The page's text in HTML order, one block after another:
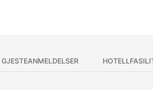
GJESTEANMELDELSER